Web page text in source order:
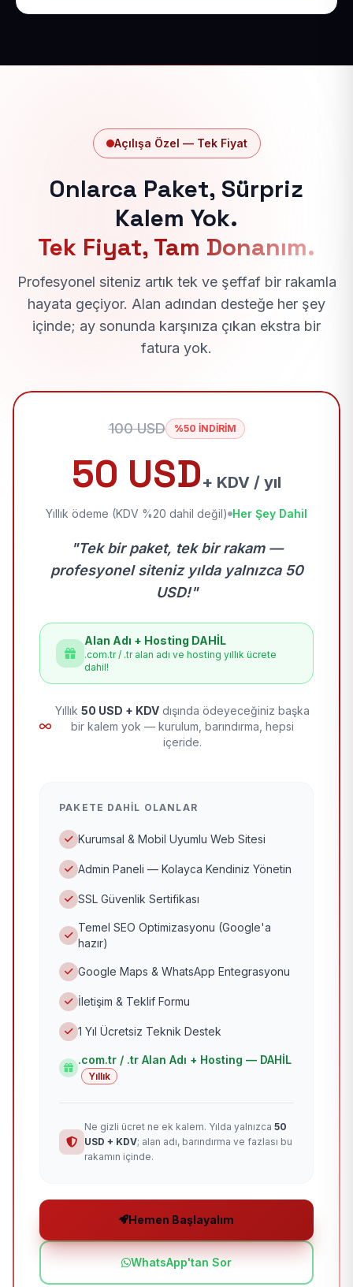
Açılışa Özel — Tek Fiyat
Onlarca Paket, Sürpriz
Kalem Yok.
Tek Fiyat, Tam Donanım.
Profesyonel siteniz artık tek ve şeffaf bir rakamla
hayata geçiyor. Alan adından desteğe her şey
içinde; ay sonunda karşınıza çıkan ekstra bir
fatura yok.
100 USD %50 İNDİRİM
50 USD+ KDV / yıl
Yıllık ödeme (KDV %20 dahil değil) Her Şey Dahil
"Tek bir paket, tek bir rakam —
profesyonel siteniz yılda yalnızca 50
USD!"
Alan Adı + Hosting DAHİL
.com.tr / .tr alan adı ve hosting yıllık ücrete
dahil!
Yıllık 50 USD + KDV dışında ödeyeceğiniz başka
bir kalem yok — kurulum, barındırma, hepsi
içeride.
PAKETE DAHIL OLANLAR
Kurumsal & Mobil Uyumlu Web Sitesi
Admin Paneli — Kolayca Kendiniz Yönetin
SSL Güvenlik Sertifikası
Temel SEO Optimizasyonu (Google'a
hazır)
Google Maps & WhatsApp Entegrasyonu
İletişim & Teklif Formu
1 Yıl Ücretsiz Teknik Destek
.com.tr / .tr Alan Adı + Hosting — DAHİL
Yıllık
Ne gizli ücret ne ek kalem. Yılda yalnızca 50
USD + KDV; alan adı, barındırma ve fazlası bu
rakamın içinde.
Hemen Başlayalım
WhatsApp'tan Sor